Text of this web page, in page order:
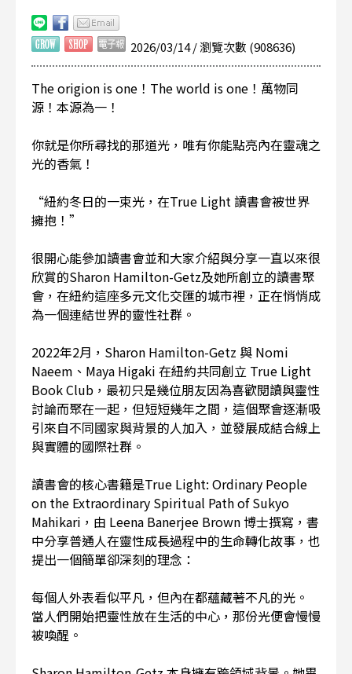
2026/03/14 / 瀏覽次數 (908636)
The origion is one！The world is one！萬物同
源！本源為一！
你就是你所尋找的那道光，唯有你能點亮內在靈魂之
光的香氣！
“紐約冬日的一束光，在True Light 讀書會被世界
擁抱！”
很開心能參加讀書會並和大家介紹與分享一直以來很
欣賞的Sharon Hamilton-Getz及她所創立的讀書聚
會，在紐約這座多元文化交匯的城市裡，正在悄悄成
為一個連結世界的靈性社群。
2022年2月，Sharon Hamilton-Getz 與 Nomi
Naeem、Maya Higaki 在紐約共同創立 True Light
Book Club，最初只是幾位朋友因為喜歡閱讀與靈性
討論而聚在一起，但短短幾年之間，這個聚會逐漸吸
引來自不同國家與背景的人加入，並發展成結合線上
與實體的國際社群。
讀書會的核心書籍是True Light: Ordinary People
on the Extraordinary Spiritual Path of Sukyo
Mahikari，由 Leena Banerjee Brown 博士撰寫，書
中分享普通人在靈性成長過程中的生命轉化故事，也
提出一個簡單卻深刻的理念：
每個人外表看似平凡，但內在都蘊藏著不凡的光。
當人們開始把靈性放在生活的中心，那份光便會慢慢
被喚醒。